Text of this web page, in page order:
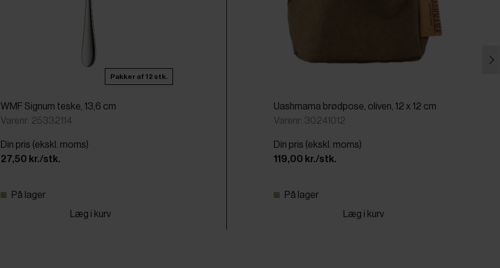
Pakker af 12 stk.
WMF Signum teske, 13,6 cm
Varenr: 25332114
Din pris (ekskl. moms)
27,50 kr./stk.
På lager
Læg i kurv
Uashmama brødpose, oliven, 12 x 12 cm
Varenr: 30241012
Din pris (ekskl. moms)
119,00 kr./stk.
På lager
Læg i kurv